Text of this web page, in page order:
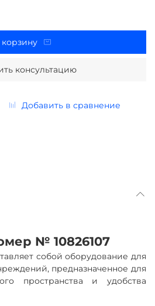
Добавить в сравнение
корзину
консультацию
№ 10826107
собой оборудование для
предназначенное для
пространства и удобства